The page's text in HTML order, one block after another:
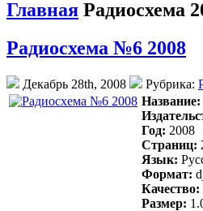
Главная Радиосхема
Радиосхема №6 2008
Декабрь 28th, 2008 Рубрика:
Название:
Год: 2008
Страниц:
Язык:
Формат:
Качество:
Размер: